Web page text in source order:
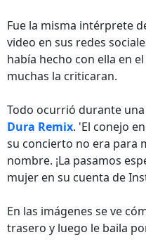
Fue la misma intérprete
video en sus redes
había hecho con ella en
muchas la criticaran.
Todo ocurrió durante
Dura Remix. 'El conejo
su concierto no era para
nombre. ¡La pasamos
mujer en su cuenta de
En las imágenes se ve
trasero y luego le baila